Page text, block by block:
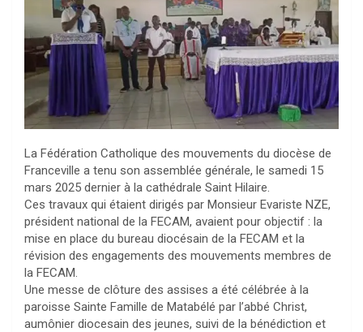
La Fédération Catholique des mouvements du diocèse de
Franceville a tenu son assemblée générale, le samedi 15
mars 2025 dernier à la cathédrale Saint Hilaire.
Ces travaux qui étaient dirigés par Monsieur Evariste NZE,
président national de la FECAM, avaient pour objectif : la
mise en place du bureau diocésain de la FECAM et la
révision des engagements des mouvements membres de
la FECAM.
Une messe de clôture des assises a été célébrée à la
paroisse Sainte Famille de Matabélé par l’abbé Christ,
aumônier diocesain des jeunes, suivi de la bénédiction et